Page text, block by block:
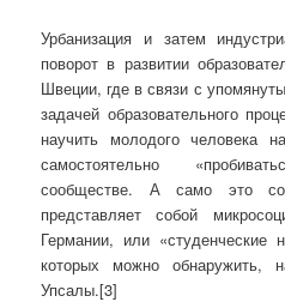
Урбанизация и затем
поворот в развитии
Швеции, где в связи с
задачей образовательного
научить молодого человека
самостоятельно
сообществе. А само это
представляет собой
Германии, или «студенческие
которых можно обнаружить,
Упсалы.[3]